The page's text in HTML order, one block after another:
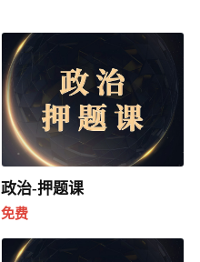
政治-押题课
免费